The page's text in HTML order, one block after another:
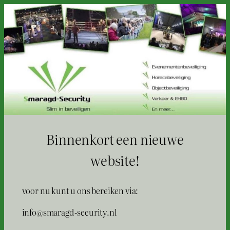
Binnenkort een nieuwe
website!
voor nu kunt u ons bereiken via:
info@smaragd-security.nl